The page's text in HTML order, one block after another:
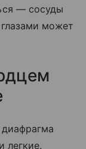
— сосуды
может
легкие.